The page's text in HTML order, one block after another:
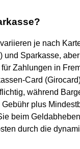
je nach
und Sparkasse,
Zahlungen in
Card
während
plus
beim
durch die